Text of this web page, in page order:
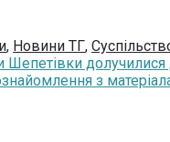
, Новини ТГ,
з